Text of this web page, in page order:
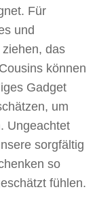
Für
und
das
können
Gadget
um
Ungeachtet
sorgfältig
so
fühlen.